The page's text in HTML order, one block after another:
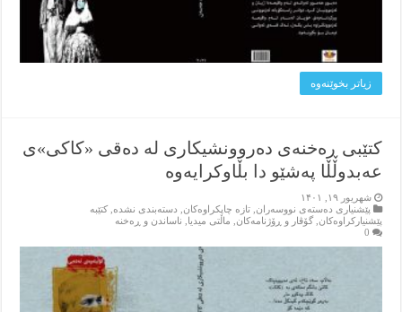
زیاتر بخوێنه‌وه‌
کتێبی ڕەخنەی دەروونشیکاری لە دەقی «کاکی»ی
عەبدوڵڵا پەشێو دا بڵاوکرایەوە
شهریور ۱۹, ۱۴۰۱
پێشنیاری ده‌سته‌ی نووسه‌ران ,تازه‌ چاپکراوه‌کان دسته‌بندی نشده ,کتێبه‌
پێشنیارکراوه‌کان ,گۆڤار و ڕۆژنامه‌کان ماڵتی میدیا
ناساندن و ڕه‌خنه‌
0